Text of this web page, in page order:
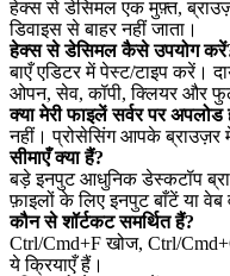
हेक्स से डेसिमल एक मुफ़्त,
डिवाइस से बाहर नहीं जाता।
हेक्स से डेसिमल कैसे उपयोग
बाएँ एडिटर में पेस्ट/टाइप करें।
ओपन, सेव, कॉपी, क्लियर और
क्या मेरी फाइलें सर्वर पर अपलोड
नहीं। प्रोसेसिंग आपके ब्राउज़र
सीमाएँ क्या हैं?
बड़े इनपुट आधुनिक डेस्कटॉप
फ़ाइलों के लिए इनपुट बाँटें या वेब
कौन से शॉर्टकट समर्थित हैं?
Ctrl/Cmd+F खोज, Ctrl/
ये क्रियाएँ हैं।